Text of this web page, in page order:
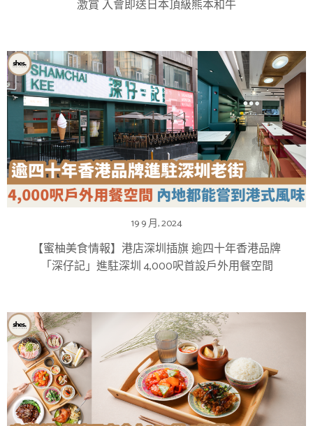
激賞 入會即送日本頂級熊本和牛
19 9 月, 2024
【蜜柚美食情報】港店深圳插旗 逾四十年香港品牌
「深仔記」進駐深圳 4,000呎首設戶外用餐空間